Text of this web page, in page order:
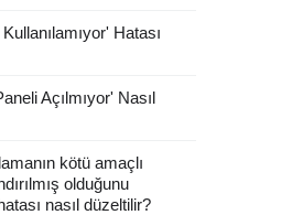
Hatası
Açılmıyor' Nasıl
kötü amaçlı
olduğunu
nasıl düzeltilir?